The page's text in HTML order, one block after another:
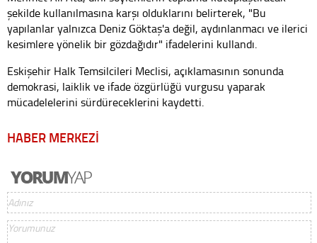
şekilde kullanılmasına karşı olduklarını belirterek, "Bu
yapılanlar yalnızca Deniz Göktaş'a değil, aydınlanmacı ve ilerici
kesimlere yönelik bir gözdağıdır" ifadelerini kullandı.
Eskişehir Halk Temsilcileri Meclisi, açıklamasının sonunda
demokrasi, laiklik ve ifade özgürlüğü vurgusu yaparak
mücadelelerini sürdüreceklerini kaydetti.
HABER MERKEZİ